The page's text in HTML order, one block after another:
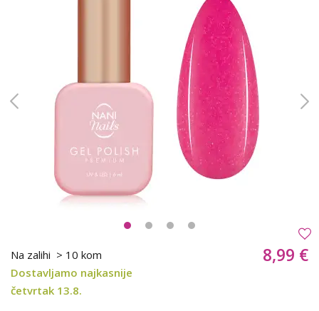
Na zalihi > 10 kom
Dostavljamo najkasnije
četvrtak 13.8.
8,99 €